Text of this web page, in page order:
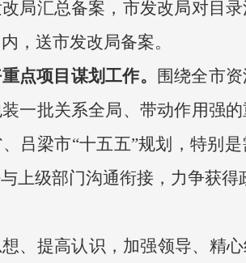
局汇总备案，市发改局对目
，送市发改局备案。
点项目谋划工作。
围绕全市
一批关系全局、带动作用强
吕梁市“十五五”规划，特别
上级部门沟通衔接，力争获得
、提高认识，加强领导、精